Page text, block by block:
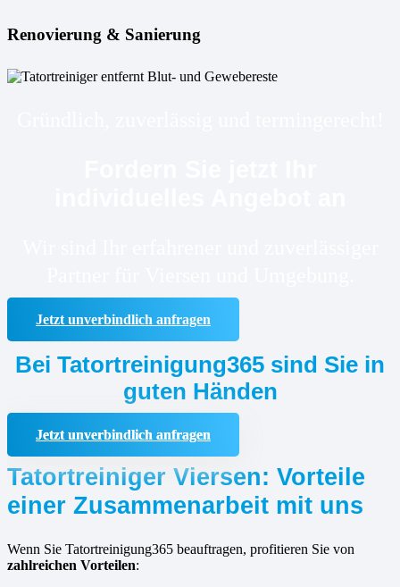
Renovierung & Sanierung
Jetzt unverbindlich anfragen
Bei Tatortreinigung365 sind Sie in
guten Händen
Jetzt unverbindlich anfragen
Tatortreiniger Viersen: Vorteile
einer Zusammenarbeit mit uns
Wenn Sie Tatortreinigung365 beauftragen, profitieren Sie von
zahlreichen Vorteilen: